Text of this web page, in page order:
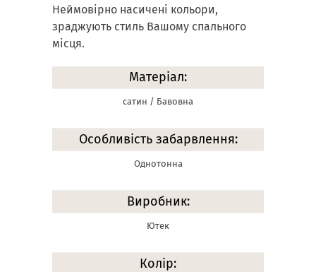
Неймовірно насичені кольори,
зраджують стиль Вашому спального
місця.
Матеріал:
сатин / Бавовна
Особливість забарвлення:
Однотонна
Виробник:
Ютек
Колір: